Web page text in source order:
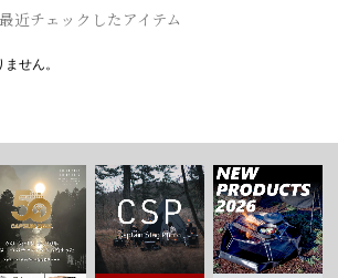
物を続ける カートへ進む
最近チェックしたアイテム
せん。